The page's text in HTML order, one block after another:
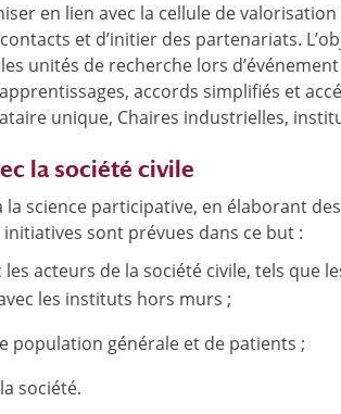
en lien avec la cellule de
et d’initier des partenariats.
unités de recherche lors
accords simplifiés et
unique, Chaires industrielles,
la société civile
science participative, en élaborant
sont prévues dans ce but :
acteurs de la société civile, tels que
les instituts hors murs ;
population générale et de patients ;
société.